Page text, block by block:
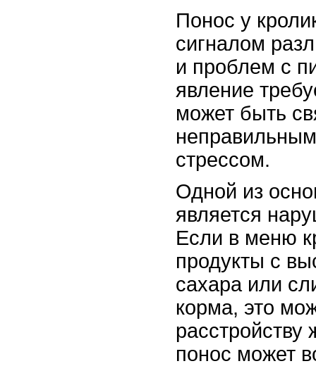
Понос у
сигналом
и проблем с
явление
может быть
стрессом.
Одной из
является
Если в меню
продукты с
сахара или
корма, это
расстройству
понос может